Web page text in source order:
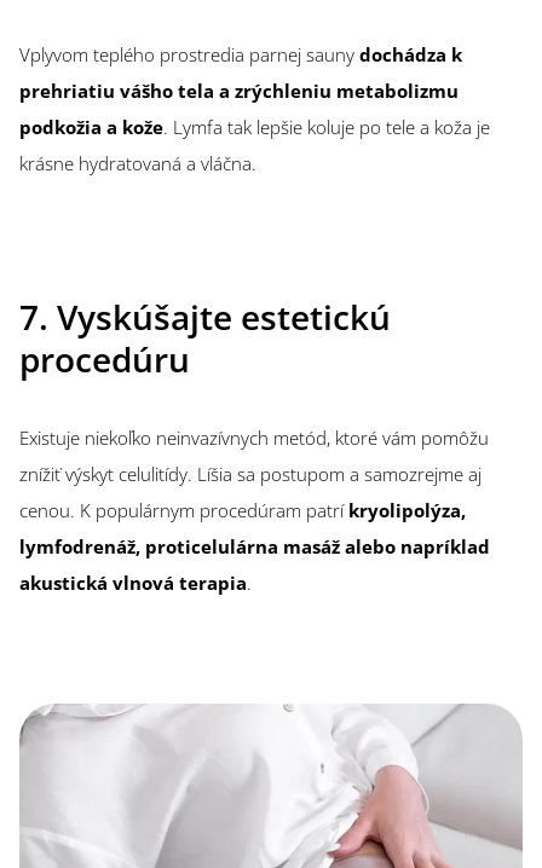
Vplyvom teplého prostredia parnej sauny dochádza k
prehriatiu vášho tela a zrýchleniu metabolizmu
podkožia a kože. Lymfa tak lepšie koluje po tele a koža je
krásne hydratovaná a vláčna.
7. Vyskúšajte estetickú
procedúru
Existuje niekoľko neinvazívnych metód, ktoré vám pomôžu
znížiť výskyt celulitídy. Líšia sa postupom a samozrejme aj
cenou. K populárnym procedúram patrí kryolipolýza,
lymfodrenáž, proticelulárna masáž alebo napríklad
akustická vlnová terapia.